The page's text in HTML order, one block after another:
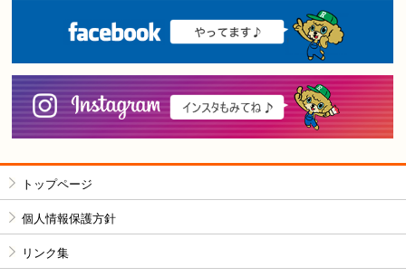
トップページ
個人情報保護方針
リンク集